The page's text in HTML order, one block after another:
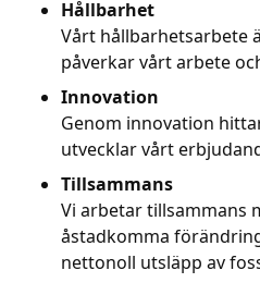
Hållbarhet
Vårt hållbarhetsarbete
påverkar vårt arbete
Innovation
Genom innovation
utvecklar vårt
Tillsammans
Vi arbetar tillsammans
åstadkomma
nettonoll utsläpp av